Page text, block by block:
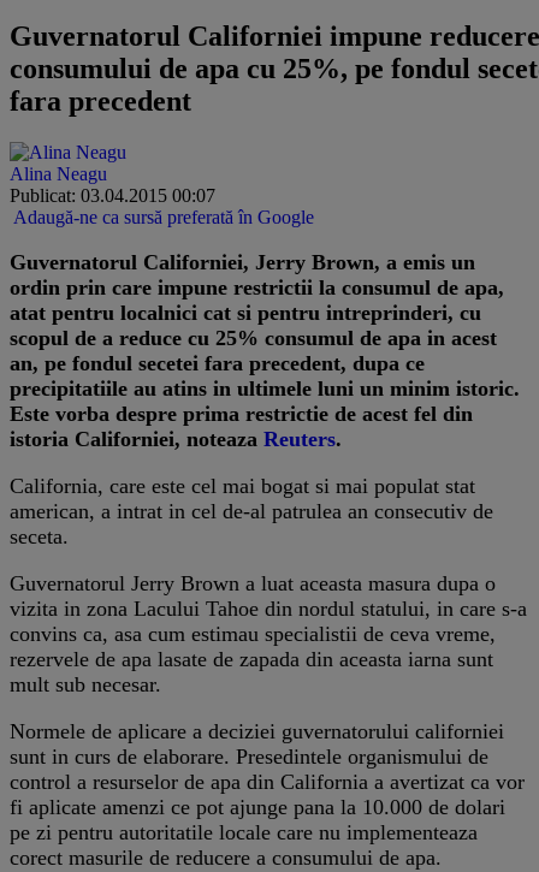
Guvernatorul Californiei impune
consumului de apa cu 25%, pe fondul
fara precedent
Alina Neagu
Publicat: 03.04.2015 00:07
Adaugă-ne ca sursă preferată în Google
Guvernatorul Californiei, Jerry Brown, a emis un
ordin prin care impune restrictii la consumul de apa,
atat pentru localnici cat si pentru intreprinderi, cu
scopul de a reduce cu 25% consumul de apa in acest
an, pe fondul secetei fara precedent, dupa ce
precipitatiile au atins in ultimele luni un minim istoric.
Este vorba despre prima restrictie de acest fel din
istoria Californiei, noteaza Reuters.
California, care este cel mai bogat si mai populat stat
american, a intrat in cel de-al patrulea an consecutiv de
seceta.
Guvernatorul Jerry Brown a luat aceasta masura dupa o
vizita in zona Lacului Tahoe din nordul statului, in care s-a
convins ca, asa cum estimau specialistii de ceva vreme,
rezervele de apa lasate de zapada din aceasta iarna sunt
mult sub necesar.
Normele de aplicare a deciziei guvernatorului californiei
sunt in curs de elaborare. Presedintele organismului de
control a resurselor de apa din California a avertizat ca vor
fi aplicate amenzi ce pot ajunge pana la 10.000 de dolari
pe zi pentru autoritatile locale care nu implementeaza
corect masurile de reducere a consumului de apa.